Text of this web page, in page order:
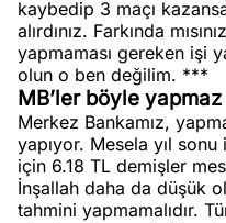
kaybedip 3 maçı
alırdınız. Farkında
yapmaması gereken işi
olun o ben değilim. ***
MB’ler böyle yapmaz
Merkez Bankamız,
yapıyor. Mesela yıl
için 6.18 TL demişler
İnşallah daha da düşük
tahmini yapmamalıdır.